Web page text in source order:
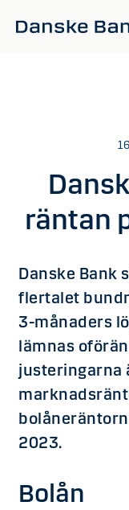
räntan
Danske Bank
flertalet
3-månaders
lämnas
justeringarna
2023.
Bolån